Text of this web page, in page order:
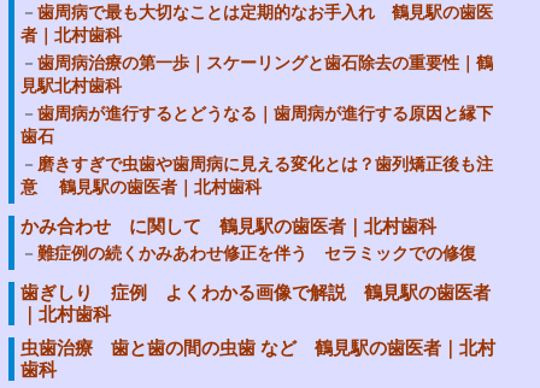
歯周病で最も大切なことは定期的なお手入れ 鶴見駅の歯医
者｜北村歯科
歯周病治療の第一歩｜スケーリングと歯石除去の重要性｜鶴
見駅北村歯科
歯周病が進行するとどうなる｜歯周病が進行する原因と縁下
歯石
磨きすぎで虫歯や歯周病に見える変化とは？歯列矯正後も注
意 鶴見駅の歯医者｜北村歯科
かみ合わせ に関して 鶴見駅の歯医者｜北村歯科
難症例の続くかみあわせ修正を伴う セラミックでの修復
歯ぎしり 症例 よくわかる画像で解説 鶴見駅の歯医者
｜北村歯科
虫歯治療 歯と歯の間の虫歯 など 鶴見駅の歯医者｜北村
歯科